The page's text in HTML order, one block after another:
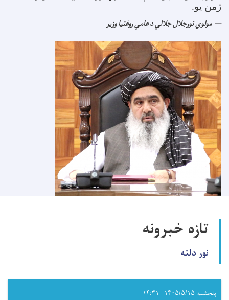
ژمن یو.
مولوي نورجلال جلالي د عامې روغتیا وزیر
تازه خبرونه
نور دلته
پنجشنبه ۱۴۰۵/۵/۱۵ - ۱۴:۳۱